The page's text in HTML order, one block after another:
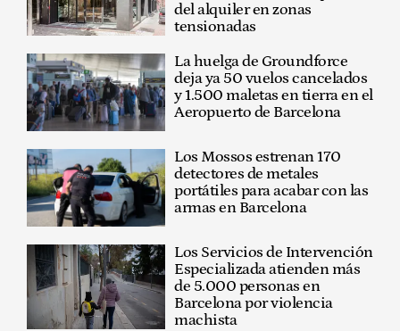
del alquiler en zonas
tensionadas
La huelga de Groundforce
deja ya 50 vuelos cancelados
y 1.500 maletas en tierra en el
Aeropuerto de Barcelona
Los Mossos estrenan 170
detectores de metales
portátiles para acabar con las
armas en Barcelona
Los Servicios de Intervención
Especializada atienden más
de 5.000 personas en
Barcelona por violencia
machista